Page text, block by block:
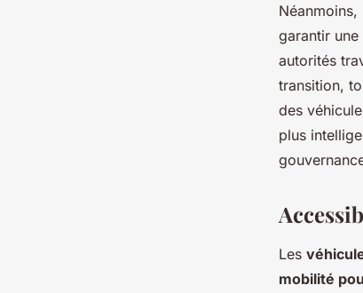
garantir
autorités
transition,
des
plus
Les
mobilité